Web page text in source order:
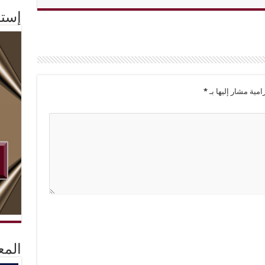
مشار إليها بـ*